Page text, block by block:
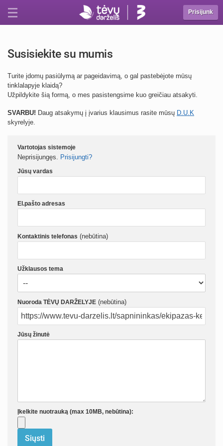
Prisijunk
Susisiekite su mumis
Turite įdomų pasiūlymą ar pageidavimą, o gal pastebėjote mūsų
tinklalapyje klaidą?
Užpildykite šią formą, o mes pasistengsime kuo greičiau atsakyti.
SVARBU! Daug atsakymų į įvarius klausimus rasite mūsų D.U.K
skyrelyje.
Vartotojas sistemoje
Neprisijungęs. Prisijungti?
Jūsų vardas
El.pašto adresas
Kontaktinis telefonas (nebūtina)
Užklausos tema
Nuoroda TĖVŲ DARŽELYJE (nebūtina)
Jūsų žinutė
Įkelkite nuotrauką (max 10MB, nebūtina):